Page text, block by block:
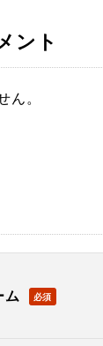
ント
ん。
ム 必須